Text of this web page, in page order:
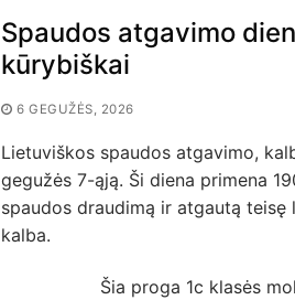
Spaudos atgavimo
kūrybiškai
6 GEGUŽĖS, 2026
Lietuviškos spaudos atgavimo,
gegužės 7-ąją. Ši diena primena
spaudos draudimą ir atgautą
kalba.
Šia proga 1c klasės